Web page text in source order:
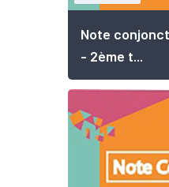
Note
- 2ème t...